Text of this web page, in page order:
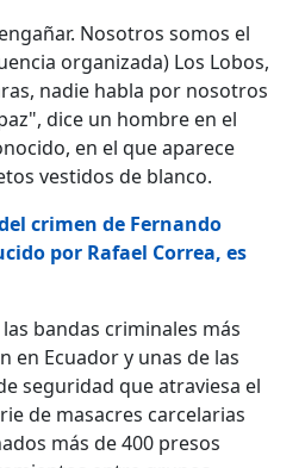
Nosotros somos el
organizada) Los Lobos,
nadie habla por nosotros
dice un hombre en el
en el que aparece
vestidos de blanco.
crimen de Fernando
por Rafael Correa, es
bandas criminales más
en Ecuador y unas de las
seguridad que atraviesa el
de masacres carcelarias
más de 400 presos